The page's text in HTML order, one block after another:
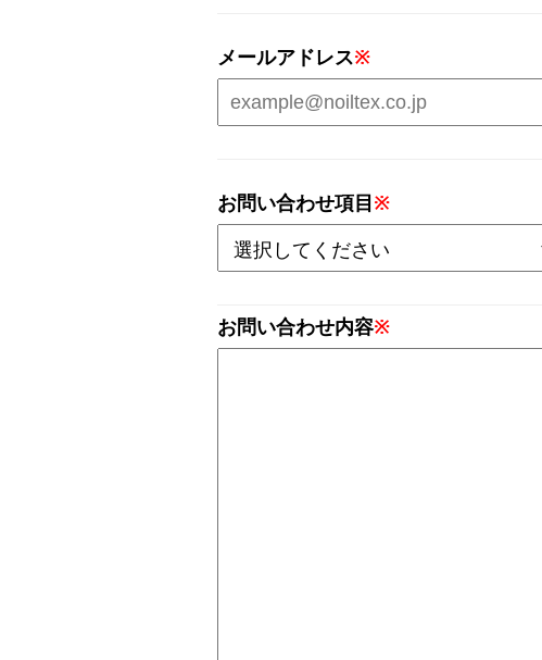
メールアドレス※
お問い合わせ項目※
お問い合わせ内容※